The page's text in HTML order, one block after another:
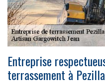
Entreprise
terrassement à